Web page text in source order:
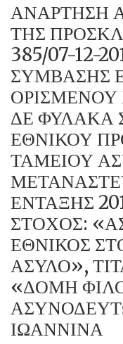
ΑΝΑΡΤΗΣΗ
ΤΗΣ
385/07-12-
ΣΥΜΒΑΣΗΣ
ΟΡΙΣΜΕΝΟΥ
ΔΕ ΦΥΛΑΚΑ
ΕΘΝΙΚΟΥ
ΤΑΜΕΙΟΥ
ΕΝΤΑΞΗΣ
ΣΤΟΧΟΣ:
ΕΘΝΙΚΟΣ
ΑΣΥΛΟ»,
«ΔΟΜΗ
ΙΩΑΝΝΙΝΑ